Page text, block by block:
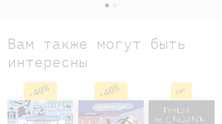
Вам также могут быть
интересны
-40% -40% Хит